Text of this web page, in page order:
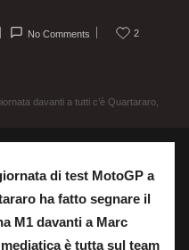
No Comments 2
davanti a tutti c’è Quartararo,
di test MotoGP a
ha fatto segnare il
M1 davanti a Marc
è tutta sul team